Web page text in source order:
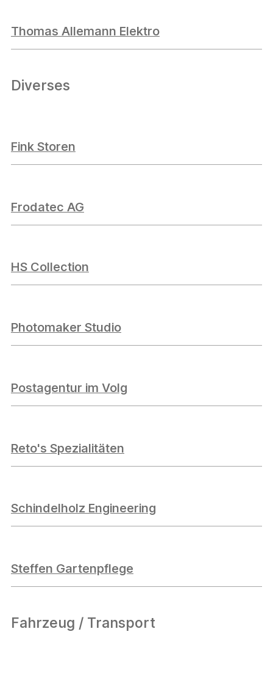
Thomas Allemann Elektro
Diverses
Fink Storen
Frodatec AG
HS Collection
Photomaker Studio
Postagentur im Volg
Reto's Spezialitäten
Schindelholz Engineering
Steffen Gartenpflege
Fahrzeug / Transport